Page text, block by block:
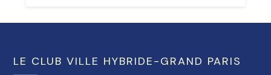
LE CLUB VILLE HYBRIDE-GRAND PARIS